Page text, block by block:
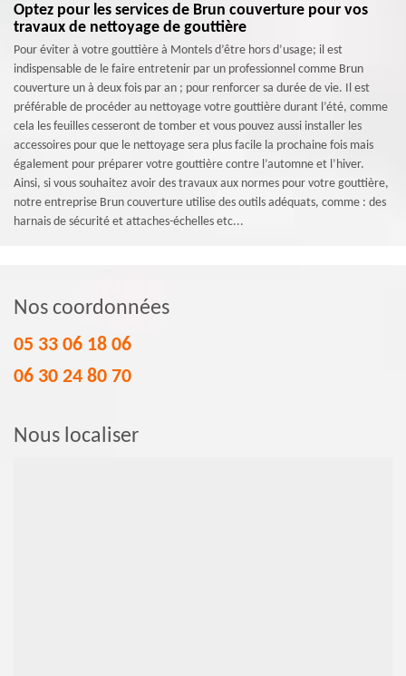
Optez pour les services de Brun couverture pour vos
travaux de nettoyage de gouttière
Pour éviter à votre gouttière à Montels d’être hors d’usage; il est
indispensable de le faire entretenir par un professionnel comme Brun
couverture un à deux fois par an ; pour renforcer sa durée de vie. Il est
préférable de procéder au nettoyage votre gouttière durant l’été, comme
cela les feuilles cesseront de tomber et vous pouvez aussi installer les
accessoires pour que le nettoyage sera plus facile la prochaine fois mais
également pour préparer votre gouttière contre l’automne et l’hiver.
Ainsi, si vous souhaitez avoir des travaux aux normes pour votre gouttière,
notre entreprise Brun couverture utilise des outils adéquats, comme : des
harnais de sécurité et attaches-échelles etc...
Nos coordonnées
05 33 06 18 06
06 30 24 80 70
Nous localiser